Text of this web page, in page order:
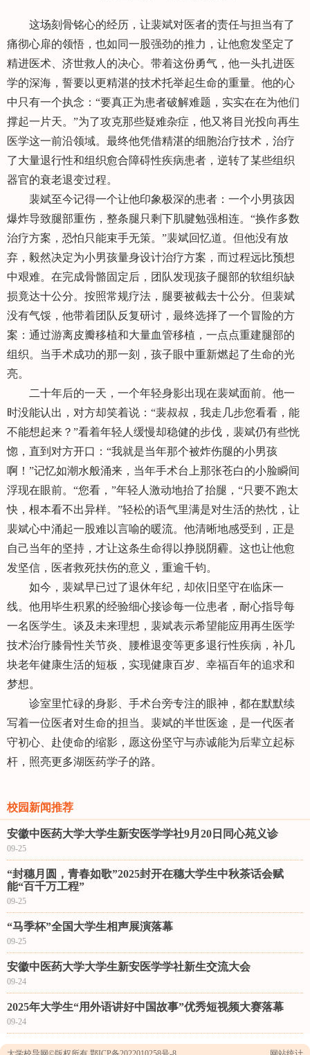
这场刻骨铭心的经历，让裴斌对医者的责任与担当有了
痛彻心扉的领悟，也如同一股强劲的推力，让他愈发坚定了
精进医术、济世救人的决心。带着这份勇气，他一头扎进医
学的深海，誓要以更精湛的技术托举起生命的重量。他的心
中只有一个执念：“要真正为患者破解难题，实实在在为他们
撑起一片天。”为了攻克那些疑难杂症，他又将目光投向再生
医学这一前沿领域。最终他凭借精湛的细胞治疗技术，治疗
了大量退行性和组织愈合障碍性疾病患者，逆转了某些组织
器官的衰老退变过程。
裴斌至今记得一个让他印象极深的患者：一个小男孩因
爆炸导致腿部重伤，整条腿只剩下肌腱勉强相连。“换作多数
治疗方案，恐怕只能束手无策。”裴斌回忆道。但他没有放
弃，毅然决定为小男孩量身设计治疗方案，而过程远比预想
中艰难。在完成骨骼固定后，团队发现孩子腿部的软组织缺
损竟达十公分。按照常规疗法，腿要被截去十公分。但裴斌
没有气馁，他带着团队反复研讨，最终选择了一个冒险的方
案：通过游离皮瓣移植和大量血管移植，一点点重建腿部的
组织。当手术成功的那一刻，孩子眼中重新燃起了生命的光
亮。
二十年后的一天，一个年轻身影出现在裴斌面前。他一
时没能认出，对方却笑着说：“裴叔叔，我走几步您看看，能
不能想起来？”看着年轻人缓慢却稳健的步伐，裴斌仍有些恍
惚，直到对方开口：“我就是当年那个被炸伤腿的小男孩
啊！”记忆如潮水般涌来，当年手术台上那张苍白的小脸瞬间
浮现在眼前。“您看，”年轻人激动地抬了抬腿，“只要不跑太
快，根本看不出异样。”轻松的语气里满是对生活的热忱，让
裴斌心中涌起一股难以言喻的暖流。他清晰地感受到，正是
自己当年的坚持，才让这条生命得以挣脱阴霾。这也让他愈
发坚信，医者救死扶伤的意义，重逾千钧。
如今，裴斌早已过了退休年纪，却依旧坚守在临床一
线。他用毕生积累的经验细心接诊每一位患者，耐心指导每
一名医学生。谈及未来理想，裴斌表示希望能应用再生医学
技术治疗膝骨性关节炎、腰椎退变等更多退行性疾病，补几
块老年健康生活的短板，实现健康百岁、幸福百年的追求和
梦想。
诊室里忙碌的身影、手术台旁专注的眼神，都在默默续
写着一位医者对生命的担当。裴斌的半世医途，是一代医者
守初心、赴使命的缩影，愿这份坚守与赤诚能为后辈立起标
杆，照亮更多湖医药学子的路。
校园新闻推荐
安徽中医药大学大学生新安医学学社9月20日同心苑义诊
09-25
“封穗月圆，青春如歌”2025封开在穗大学生中秋茶话会赋
能“百千万工程”
09-25
“马季杯”全国大学生相声展演落幕
09-25
安徽中医药大学大学生新安医学学社新生交流大会
09-24
2025年大学生“用外语讲好中国故事”优秀短视频大赛落幕
09-24